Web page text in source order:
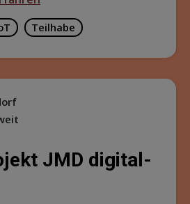
Teilhabe
JMD digital-